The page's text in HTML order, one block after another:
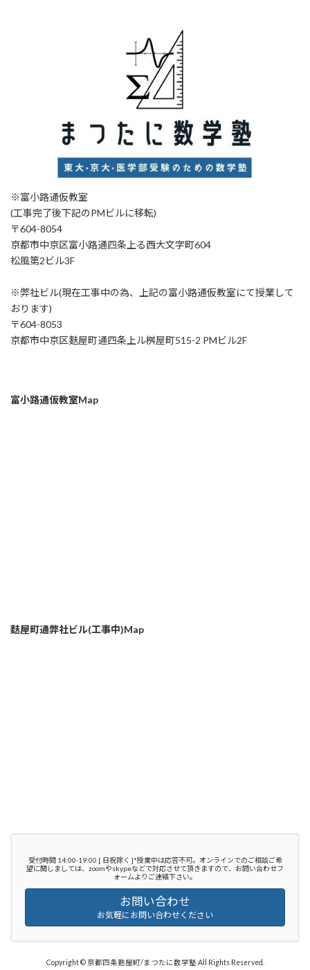
※富小路通仮教室
(工事完了後下記のPMビルに移転)
〒604-8054
京都市中京区富小路通四条上る西大文字町604
松風第2ビル3F
※弊社ビル(現在工事中の為、上記の富小路通仮教室にて授業して
おります)
〒604-8053
京都市中京区麩屋町通四条上ル桝屋町515-2 PMビル2F
富小路通仮教室Map
麩屋町通弊社ビル(工事中)Map
受付時間 14:00-19:00 [ 日祝除く ]*授業中は応答不可。オンラインでのご相談ご希
望に関しましては、zoomやskypeなどで対応させて頂きますので、お問い合わせフ
ォームよりご連絡下さい。
お問い合わせ
お気軽にお問い合わせください
Copyright © 京都四条麩屋町/まつたに数学塾 All Rights Reserved.